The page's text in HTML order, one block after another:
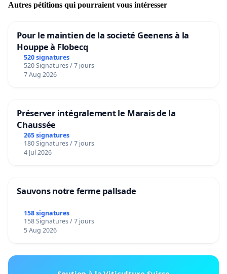
Autres pétitions qui pourraient vous intéresser
Pour le maintien de la societé Geenens à la
Houppe à Flobecq
520 signatures
520 Signatures / 7 jours
7 Aug 2026
Préserver intégralement le Marais de la
Chaussée
265 signatures
180 Signatures / 7 jours
4 Jul 2026
Sauvons notre ferme pallsade
158 signatures
158 Signatures / 7 jours
5 Aug 2026